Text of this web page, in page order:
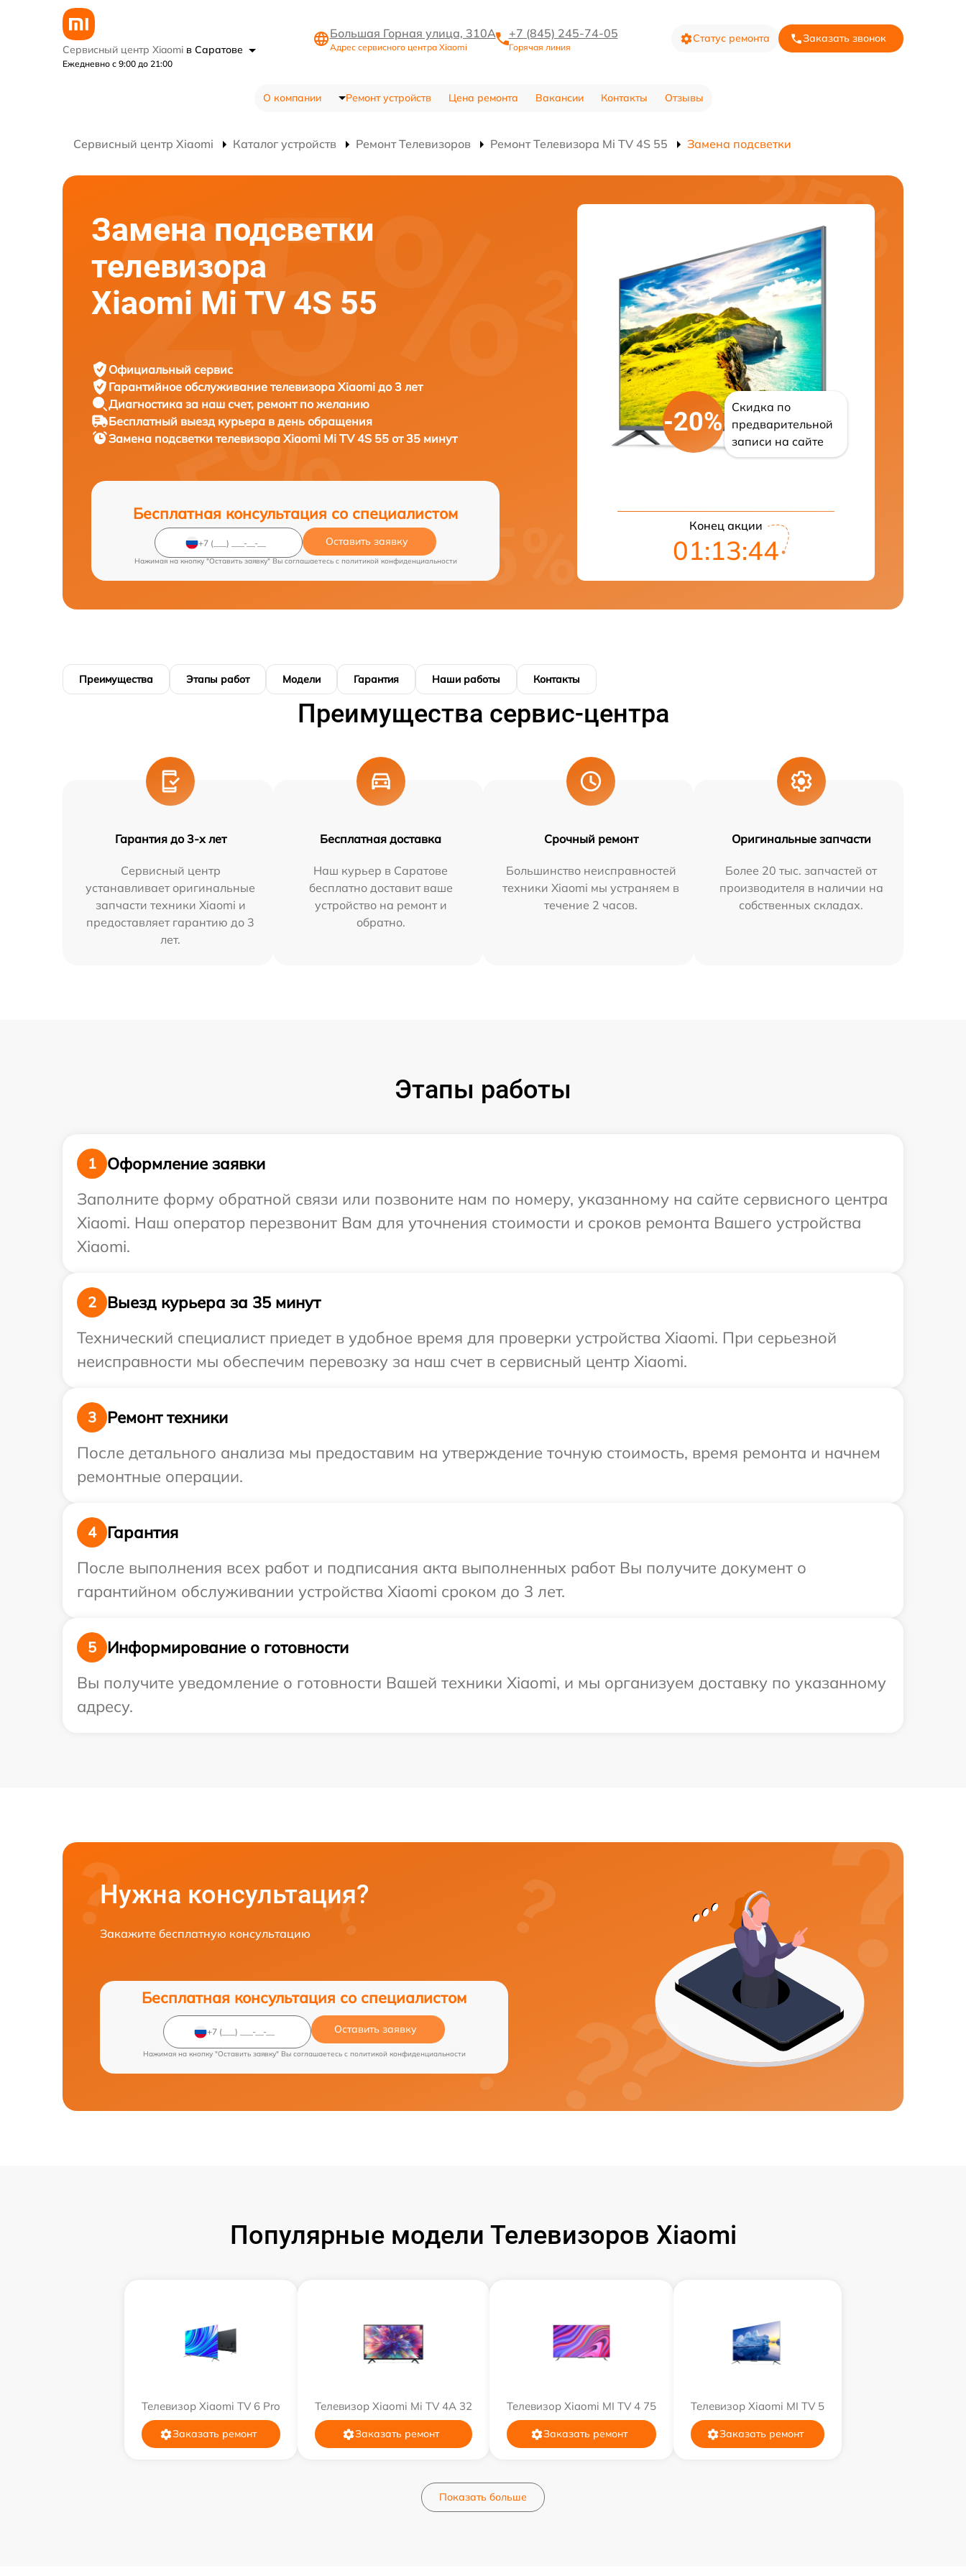
Сервисный центр Xiaomi в Саратове
Ежедневно с 9:00 до 21:00
Большая Горная улица, 310А
Адрес сервисного центра Xiaomi
+7 (845) 245-74-05
Горячая линия
Статус ремонта Заказать звонок
О компании Ремонт устройств Цена ремонта Вакансии Контакты Отзывы
Сервисный центр Xiaomi Каталог устройств Ремонт Телевизоров Ремонт Телевизора Mi TV 4S 55 Замена подсветки
Замена подсветки
телевизора
Xiaomi Mi TV 4S 55
Официальный сервис
Гарантийное обслуживание телевизора Xiaomi до 3 лет
Диагностика за наш счет, ремонт по желанию
Бесплатный выезд курьера в день обращения
Замена подсветки телевизора Xiaomi Mi TV 4S 55 от 35 минут
Бесплатная консультация со специалистом
Оставить заявку
Нажимая на кнопку "Оставить заявку" Вы соглашаетесь c политикой конфиденциальности
-20%
Скидка по
предварительной
записи на сайте
Конец акции
01:13:43
Преимущества Этапы работ Модели Гарантия Наши работы Контакты
Преимущества сервис-центра
Гарантия до 3-х лет
Сервисный центр
устанавливает оригинальные
запчасти техники Xiaomi и
предоставляет гарантию до 3
лет.
Бесплатная доставка
Наш курьер в Саратове
бесплатно доставит ваше
устройство на ремонт и
обратно.
Срочный ремонт
Большинство неисправностей
техники Xiaomi мы устраняем в
течение 2 часов.
Оригинальные запчасти
Более 20 тыс. запчастей от
производителя в наличии на
собственных складах.
Этапы работы
1
Оформление заявки
Заполните форму обратной связи или позвоните нам по номеру, указанному на сайте сервисного центра
Xiaomi. Наш оператор перезвонит Вам для уточнения стоимости и сроков ремонта Вашего устройства
Xiaomi.
2
Выезд курьера за 35 минут
Технический специалист приедет в удобное время для проверки устройства Xiaomi. При серьезной
неисправности мы обеспечим перевозку за наш счет в сервисный центр Xiaomi.
3
Ремонт техники
После детального анализа мы предоставим на утверждение точную стоимость, время ремонта и начнем
ремонтные операции.
4
Гарантия
После выполнения всех работ и подписания акта выполненных работ Вы получите документ о
гарантийном обслуживании устройства Xiaomi сроком до 3 лет.
5
Информирование о готовности
Вы получите уведомление о готовности Вашей техники Xiaomi, и мы организуем доставку по указанному
адресу.
Нужна консультация?
Закажите бесплатную консультацию
Бесплатная консультация со специалистом
Оставить заявку
Нажимая на кнопку "Оставить заявку" Вы соглашаетесь c политикой конфиденциальности
Популярные модели Телевизоров Xiaomi
Телевизор Xiaomi TV 6 Pro
Заказать ремонт
Телевизор Xiaomi Mi TV 4A 32
Заказать ремонт
Телевизор Xiaomi MI TV 4 75
Заказать ремонт
Телевизор Xiaomi MI TV 5
Заказать ремонт
Показать больше